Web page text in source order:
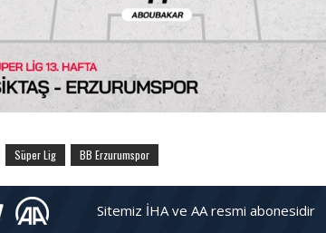
Süper Lig BB Erzurumspor
Sitemiz İHA ve AA resmi abonesidir